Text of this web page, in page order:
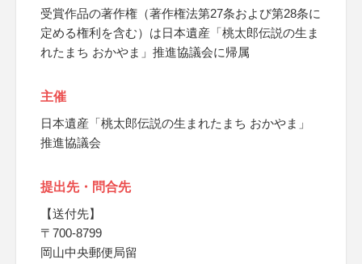
受賞作品の著作権（著作権法第27条および第28条に
定める権利を含む）は日本遺産「桃太郎伝説の生ま
れたまち おかやま」推進協議会に帰属
主催
日本遺産「桃太郎伝説の生まれたまち おかやま」
推進協議会
提出先・問合先
【送付先】
〒700-8799
岡山中央郵便局留